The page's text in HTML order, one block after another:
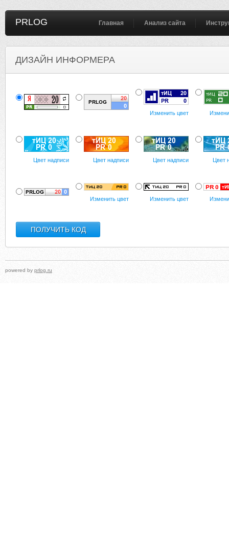
PRLOG Главная Анализ сайта
ДИЗАЙН ИНФОРМЕРА
Изменить цвет
Цвет надписи Цвет надписи Цвет надписи Цвет
Изменить цвет Изменить цвет
powered by prlog.ru